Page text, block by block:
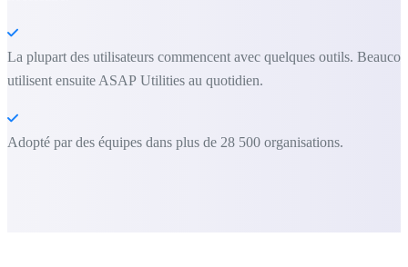
La plupart des utilisateurs commencent avec quelques outils.
utilisent ensuite ASAP Utilities au quotidien.
Adopté par des équipes dans plus de 28 500 organisations.